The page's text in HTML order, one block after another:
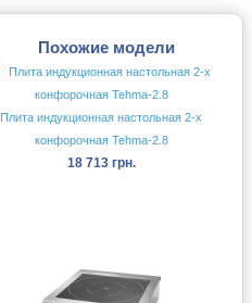
Похожие модели
Плита индукционная настольная 2-х
конфорочная Tehma-2.8
18 713 грн.